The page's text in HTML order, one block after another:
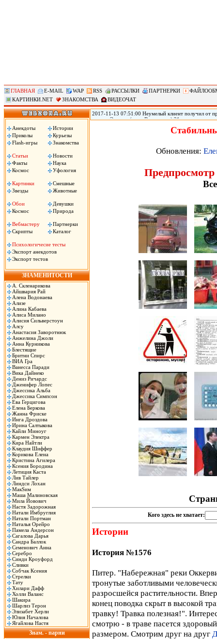
ГЛАВНАЯ E-MAIL WAP RSS РАССЫЛКИ ПАРТНЕРКИ
КАРТИНКИ.NET
ЗНАКОМСТВА ВИДЕОЧАТ
Анекдоты
Истории
Приколы
Курьезы
Flash-игры
Знакомства
Статьи
Новости
Факты
Наука
Космос
Уфология
Картинки
Смешные
Звезды
Животные
Обои
Девушки
Космос
Природа
Вебмастеру
Партнерки
Скрипты
Каталог
Психологичесие тесты
Экспорт анекдотов
Экспорт тестов
ЗНАМЕНИТОСТИ
А. Скленарикова
Айшвария Рай
Алена Водонаева
Ализе
Алина Кабаева
Алиса Милано
Алисия Сильверстоун
Алсу
Анастасия Заворотнюк
Анжелина Джоли
Анна Курникова
Блестящие
Бритни Спирс
ВИА Гра
Ванесса Паради
Вика Дайнеко
Дениз Ричардс
Дженифер Лопес
Джессика Альба
Джессика Симпсон
Ева Герцигова
Елена Беркова
Жанна Фриске
Инга Дроздова
Ирина Салтыкова
Кайли Миноуг
Кармен Электра
Кира Найтли
Клаудия Шиффер
Корикова Елена
Кристина Агилера
Ксения Бородина
Летиция Каста
Лив Тайлер
Линдси Лохан
МакSим
Маша Малиновская
Мила Йовович
Настя Задорожная
Натали Имбруглия
Натали Портман
Наталья Орейро
Памела Андерсон
Сагалова Дарья
Сандра Баллок
Семенович Анна
Серебро
Синди Кроуфорд
Сливки
Собчак Ксения
Стрелки
Тату
Хилари Дафф
Холли Валанс
Шакира
Шарлиз Терон
Элизабет Херли
Юлия Началова
Ягайлова Настя
Знам. - парни
2017-11-13 07:51:00 Неумелый клиент получил от
городе Эверетт (штат Вашингтон) 21-летняя
Пули застряли у него в голове, он не может
Обновления:
Кого здесь не хватает:
Истории
История №1576
Питер. "Набережная" реки
тронутые заботливыми
разросшейся растительности.
конец поводка скрыт в высокой
травку! Травка полезная!".
смотрю - в траве пасется
размером. Смотрим друг на друг